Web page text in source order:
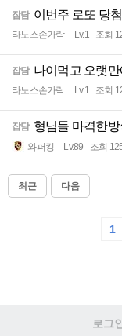
잡담 이번주 로또 당
타노스손가락 Lv.1 조회
잡담 나이먹고 오랫
타노스손가락 Lv.1 조회
잡담 형님들 마격한
와퍼킹 Lv.89 조회
최근 다음
1
로그인